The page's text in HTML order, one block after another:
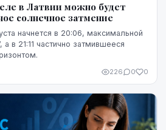
в Латвии можно будет
солнечное затмение
начнется в 20:06, максимальной
а в 21:11 частично затмившееся
226 0 0